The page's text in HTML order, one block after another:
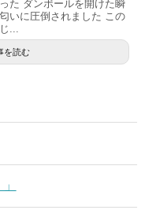
た ダンボールを開けた瞬
いに圧倒されました この
...
を読む